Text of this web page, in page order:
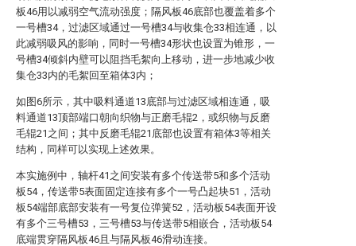
板46用以减弱空气流动强度；隔风板46底部也覆盖着多个
一号槽34，过滤区域通过一号槽34与收集仓33相连通，以
此减弱吸风的影响，同时一号槽34形状也设置为锥形，一
号槽34倾斜内壁可以阻挡毛絮向上移动，进一步地减少收
集仓33内的毛絮回至箱体3内；
如图6所示，其中吸料通道13底部与过滤区域相连通，吸
料通道13顶部端口朝向织物与正磨毛辊2，或织物与反磨
毛辊21之间；其中反磨毛辊21底部也设置有箱体3等相关
结构，同样可以实现上述效果。
本实施例中，轴杆41之间安装有多个传送带5和多个活动
板54，传送带5表面固定连接有多个一号凸起块51，活动
板54端部底部安装有一号复位弹簧52，活动板54表面开设
有多个三号槽53，三号槽53与传送带5相嵌合，活动板54
底端贯穿隔风板46且与隔风板46滑动连接。